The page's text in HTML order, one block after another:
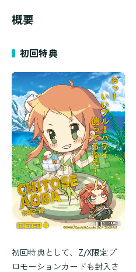
概要
初回特典
初回特典として、Z/X限定プ
ロモーションカードも封入さ